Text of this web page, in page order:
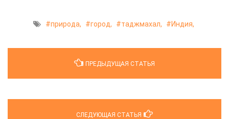
природа, город, таджмахал, Индия,
ПРЕДЫДУЩАЯ СТАТЬЯ
СЛЕДУЮЩАЯ СТАТЬЯ